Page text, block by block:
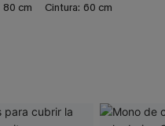
80 cm Cintura: 60 cm